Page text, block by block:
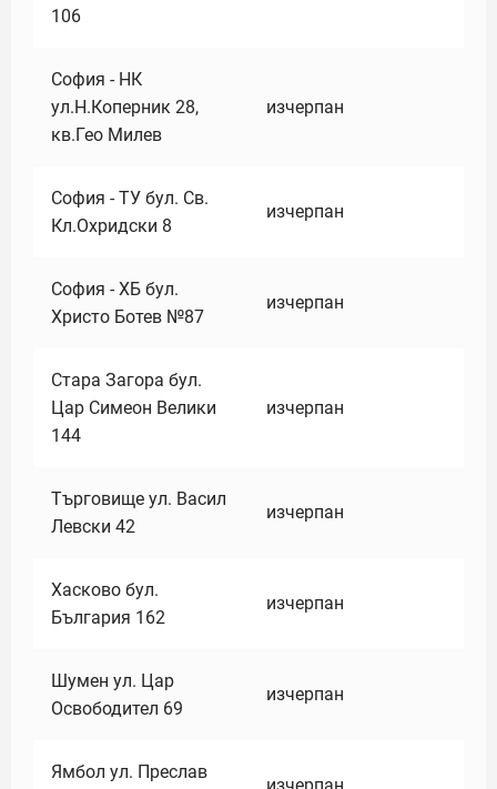
106
София - НК
ул.Н.Коперник 28,
кв.Гео Милев
изчерпан
София - ТУ бул. Св.
Кл.Охридски 8
изчерпан
София - ХБ бул.
Христо Ботев №87
изчерпан
Стара Загора бул.
Цар Симеон Велики
144
изчерпан
Търговище ул. Васил
Левски 42
изчерпан
Хасково бул.
България 162
изчерпан
Шумен ул. Цар
Освободител 69
изчерпан
Ямбол ул. Преслав